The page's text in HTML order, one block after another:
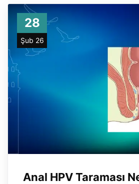
28
Şub 26
Anal HPV Taraması